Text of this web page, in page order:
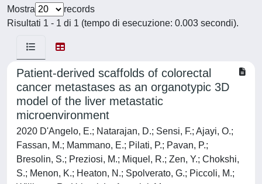
Mostra
records
Risultati 1 - 1 di 1 (tempo di esecuzione: 0.003 secondi).
Patient-derived scaffolds of colorectal
cancer metastases as an organotypic 3D
model of the liver metastatic
microenvironment
2020 D'Angelo, E.; Natarajan, D.; Sensi, F.; Ajayi, O.;
Fassan, M.; Mammano, E.; Pilati, P.; Pavan, P.;
Bresolin, S.; Preziosi, M.; Miquel, R.; Zen, Y.; Chokshi,
S.; Menon, K.; Heaton, N.; Spolverato, G.; Piccoli, M.;